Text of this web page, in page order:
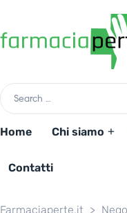
Home Chi siamo
Contatti
Farmaciaperte.it >